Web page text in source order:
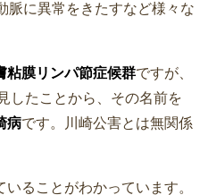
脈に異常をきたすなど様々な
粘膜リンパ節症候群ですが、
したことから、その名前を
病です。川崎公害とは無関係
ることがわかっています。